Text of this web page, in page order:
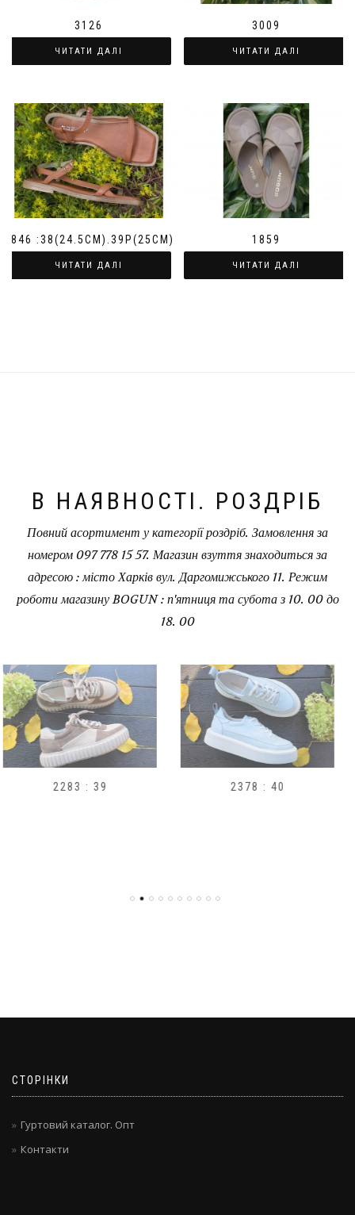
3126
ЧИТАТИ ДАЛІ
3009
ЧИТАТИ ДАЛІ
1846 :38(24.5СМ).39Р(25СМ)
ЧИТАТИ ДАЛІ
1859
ЧИТАТИ ДАЛІ
В НАЯВНОСТІ. РОЗДРІБ
Повний асортимент у категорії роздріб. Замовлення за
номером 097 778 15 57. Магазин взуття знаходиться за
адресою : місто Харків вул. Даргомижського 11. Режим
роботи магазину BOGUN : п'ятниця та субота з 10. 00 до
18. 00
2378 : 40 H1
СТОРІНКИ
Гуртовий каталог. Опт
Контакти